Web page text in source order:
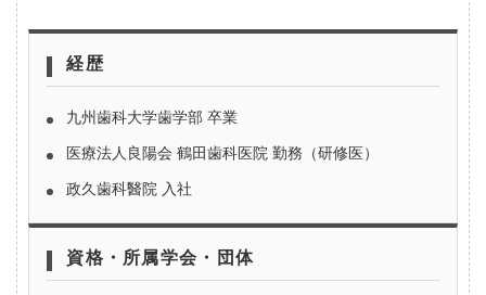
経歴
九州歯科大学歯学部 卒業
医療法人良陽会 鶴田歯科医院 勤務（研修医）
政久歯科醫院 入社
資格・所属学会・団体